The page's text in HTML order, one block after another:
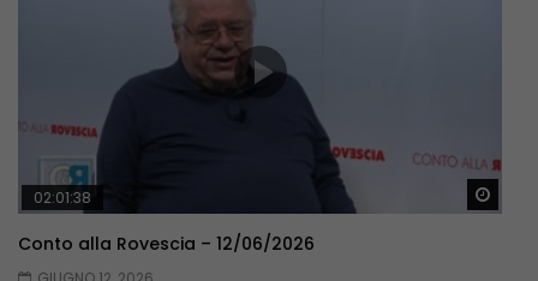
02:01:38
Conto alla Rovescia – 12/06/2026